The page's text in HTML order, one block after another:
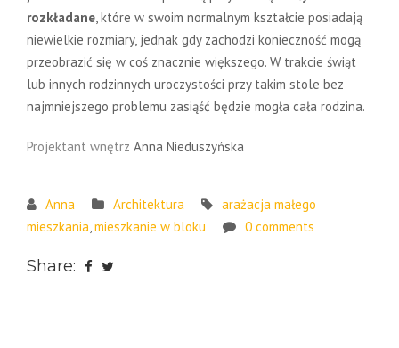
rozkładane, które w swoim normalnym kształcie posiadają
niewielkie rozmiary, jednak gdy zachodzi konieczność mogą
przeobrazić się w coś znacznie większego. W trakcie świąt
lub innych rodzinnych uroczystości przy takim stole bez
najmniejszego problemu zasiąść będzie mogła cała rodzina.
Projektant wnętrz Anna Nieduszyńska
Anna Architektura
arażacja małego
mieszkania,mieszkanie w bloku 0 comments
Share: